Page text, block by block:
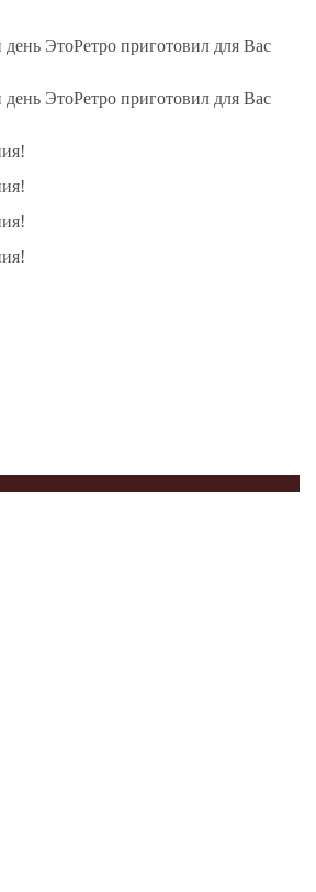
ЭтоРетро приготовил для Вас
ЭтоРетро приготовил для Вас